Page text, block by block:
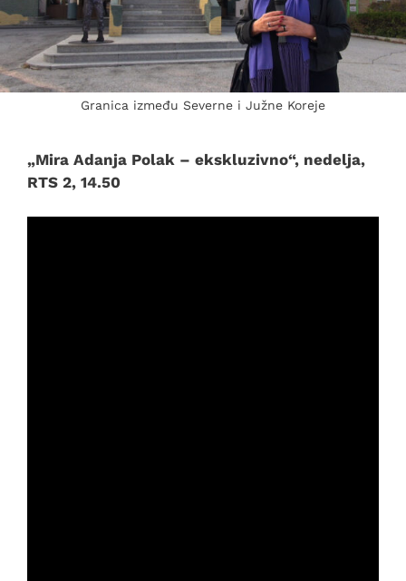
Granica između Severne i Južne Koreje
„Mira Adanja Polak – ekskluzivno“, nedelja,
RTS 2, 14.50